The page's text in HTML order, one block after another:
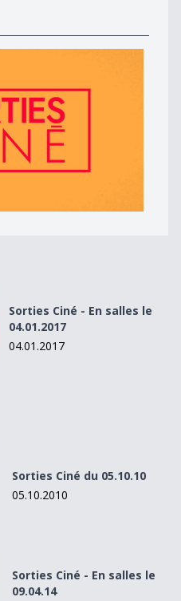
Sorties Ciné - En salles le
04.01.2017
04.01.2017
Sorties Ciné du 05.10.10
05.10.2010
Sorties Ciné - En salles le
09.04.14